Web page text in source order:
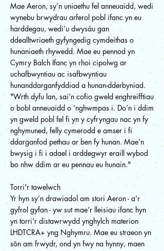
Mae Aeron, sy’n uniaethu fel anneuaidd, wedi
wynebu brwydrau arferol pobl ifanc yn eu
harddegau, wedi’u dwysáu gan
ddealltwriaeth gyfyngedig cymdeithas o
hunaniaeth rhywedd. Mae eu pennod yn
Cymry Balch Ifanc yn rhoi cipolwg ar
uchafbwyntiau ac isafbwyntiau
hunanddarganfyddiad a hunan-dderbyniad.
"Wrth dyfu lan, sai’n cofio gweld enghreifftiau
o bobl anneuaidd o ‘nghwmpas i. Do’n i ddim
yn gweld pobl fel fi yn y cyfryngau nac yn fy
nghymuned, felly cymerodd e amser i fi
ddarganfod pethau ar ben fy hunan. Mae’n
bwysig i fi i adael i arddegwyr eraill wybod
bo nhw ddim ar eu pennau eu hunain."
Torri'r tawelwch
Yr hyn sy’n drawiadol am stori Aeron - a’r
gyfrol gyfan - yw sut mae’r lleisiau ifanc hyn
yn torri’r distawrwydd ynghylch materion
LHDTCRA+ yng Nghymru. Mae eu straeon yn
sôn am frwydr, ond yn fwy na hynny, maen